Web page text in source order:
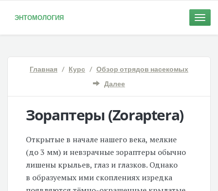
ЭНТОМОЛОГИЯ
Toggle
Главная / Курс / Обзор отрядов насекомых
Далее
Зораптеры (Zoraptera)
Открытые в начале нашего века, мелкие
(до 3 мм) и невзрачные зораптеры обычно
лишены крыльев, глаз и глазков. Однако
в образуемых ими скоплениях изредка